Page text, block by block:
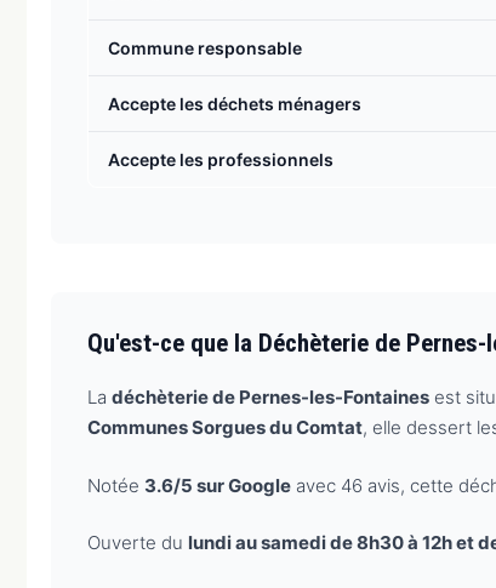
Commune responsable
Accepte les déchets ménagers
Accepte les professionnels
Qu'est-ce que la Déchèterie de Pernes-
La déchèterie de Pernes-les-Fontaines est
Communes Sorgues du Comtat, elle dessert
Notée 3.6/5 sur Google avec 46 avis, cette
Ouverte du lundi au samedi de 8h30 à 12h et